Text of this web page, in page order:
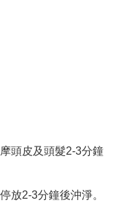
頭皮及頭髮2-3分鐘
放2-3分鐘後沖淨。